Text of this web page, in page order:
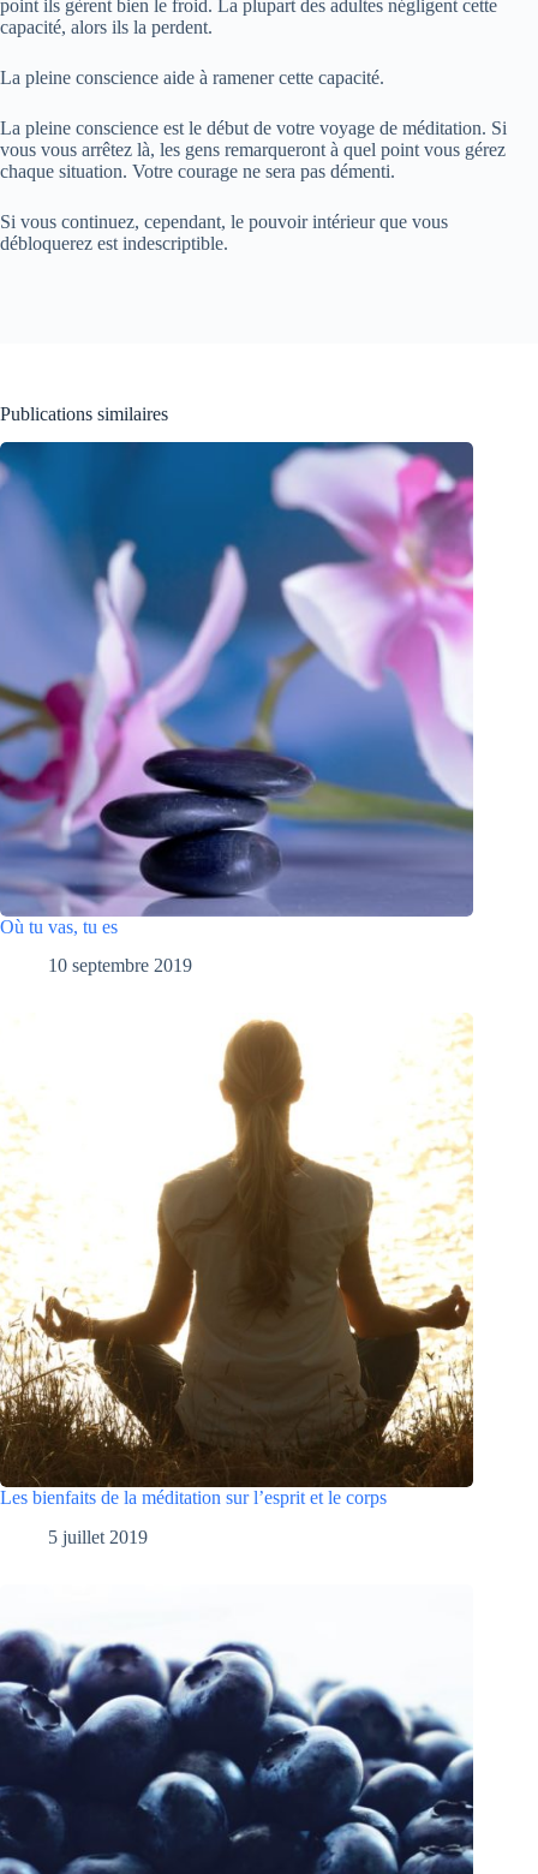
point ils gèrent bien le froid. La plupart des adultes négligent cette
capacité, alors ils la perdent.
La pleine conscience aide à ramener cette capacité.
La pleine conscience est le début de votre voyage de méditation. Si
vous vous arrêtez là, les gens remarqueront à quel point vous gérez
chaque situation. Votre courage ne sera pas démenti.
Si vous continuez, cependant, le pouvoir intérieur que vous
débloquerez est indescriptible.
Publications similaires
Où tu vas, tu es
10 septembre 2019
Les bienfaits de la méditation sur l’esprit et le corps
5 juillet 2019